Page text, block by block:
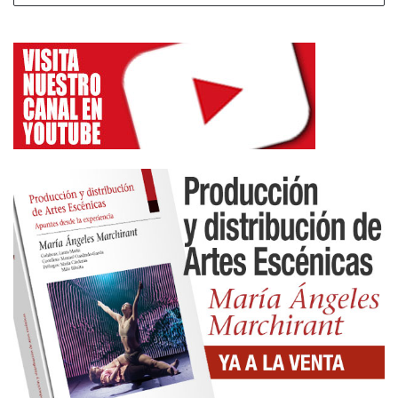
del programa semanal Factoría Echegaray.
Sinopsis
Diana vive en un apartamento de renta antigua que
le cedió su abuela y ejerce de prostituta de lujo. Es
un secreto que quiere mantener oculto, y lo habría
conseguido de no ser por alguien desconocido,
aunque ella cree que es Marilia, una vecina cotilla,
actriz fracasada y bastante trastornada. Un día el
casero se presenta sin avisar en casa de Diana y le
invita a desalojar el piso por ejercer actividades
impropias para ese edificio.